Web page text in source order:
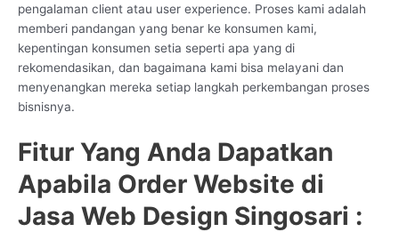
pengalaman client atau user experience. Proses kami adalah
memberi pandangan yang benar ke konsumen kami,
kepentingan konsumen setia seperti apa yang di
rekomendasikan, dan bagaimana kami bisa melayani dan
menyenangkan mereka setiap langkah perkembangan proses
bisnisnya.
Fitur Yang Anda Dapatkan
Apabila Order Website di
Jasa Web Design Singosari :